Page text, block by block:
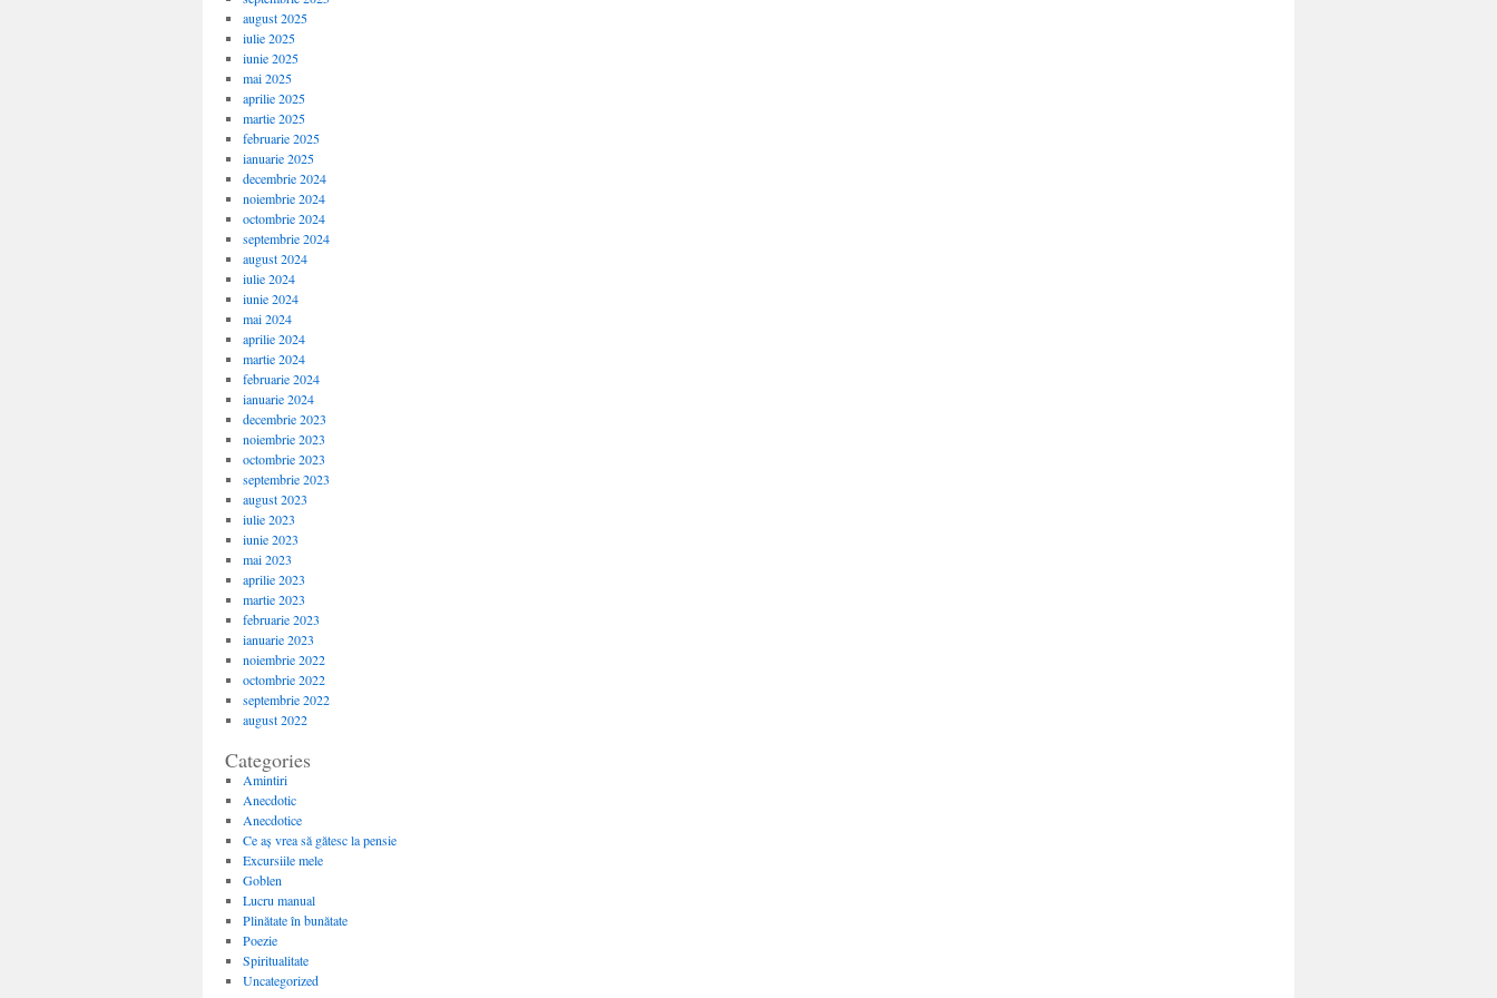
august 2025
iulie 2025
iunie 2025
mai 2025
aprilie 2025
martie 2025
februarie 2025
ianuarie 2025
decembrie 2024
noiembrie 2024
octombrie 2024
septembrie 2024
august 2024
iulie 2024
iunie 2024
mai 2024
aprilie 2024
martie 2024
februarie 2024
ianuarie 2024
decembrie 2023
noiembrie 2023
octombrie 2023
septembrie 2023
august 2023
iulie 2023
iunie 2023
mai 2023
aprilie 2023
martie 2023
februarie 2023
ianuarie 2023
noiembrie 2022
octombrie 2022
septembrie 2022
august 2022
Categories
Amintiri
Anecdotic
Anecdotice
Ce aș vrea să gătesc la pensie
Excursiile mele
Goblen
Lucru manual
Plinătate în bunătate
Poezie
Spiritualitate
Uncategorized